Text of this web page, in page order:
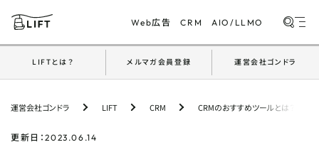
Web広告 CRM AIO/LLMO
LIFTとは？ メルマガ会員登録 運営会社ゴンドラ
運営会社ゴンドラ LIFT CRM CRMのおすすめツールとは？機能
更新日：2023.06.14
PICKUP おすすめ記事